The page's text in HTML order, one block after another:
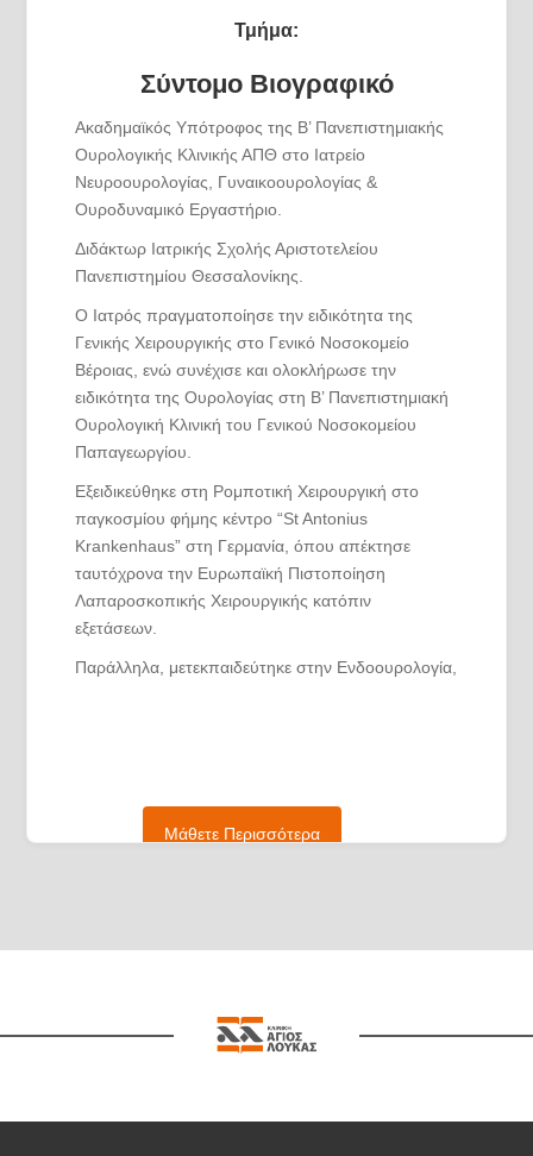
Τμήμα:
Σύντομο Βιογραφικό
Ακαδημαϊκός Υπότροφος της Β’ Πανεπιστημιακής
Ουρολογικής Κλινικής ΑΠΘ στο Ιατρείο
Νευροουρολογίας, Γυναικοουρολογίας &
Ουροδυναμικό Εργαστήριο.
Διδάκτωρ Ιατρικής Σχολής Αριστοτελείου
Πανεπιστημίου Θεσσαλονίκης.
Ο Ιατρός πραγματοποίησε την ειδικότητα της
Γενικής Χειρουργικής στο Γενικό Νοσοκομείο
Βέροιας, ενώ συνέχισε και ολοκλήρωσε την
ειδικότητα της Ουρολογίας στη Β’ Πανεπιστημιακή
Ουρολογική Κλινική του Γενικού Νοσοκομείου
Παπαγεωργίου.
Εξειδικεύθηκε στη Ρομποτική Χειρουργική στο
παγκοσμίου φήμης κέντρο “St Antonius
Krankenhaus” στη Γερμανία, όπου απέκτησε
ταυτόχρονα την Ευρωπαϊκή Πιστοποίηση
Λαπαροσκοπικής Χειρουργικής κατόπιν
εξετάσεων.
Παράλληλα, μετεκπαιδεύτηκε στην Ενδοουρολογία,
άμεση καθοδήγηση του παγκοσμίου φήμης
καθηγητή Olivier Traxer, όπου διετέλεσε
Ανατομία)» στο Αριστοτέλειο Πανεπιστήμιο
Απέκτησε τον τίτλο του “Fellow of the European
Board of Urology” (Ευρωπαϊκού Πιστοποιητικού
Μάθετε Περισσότερα